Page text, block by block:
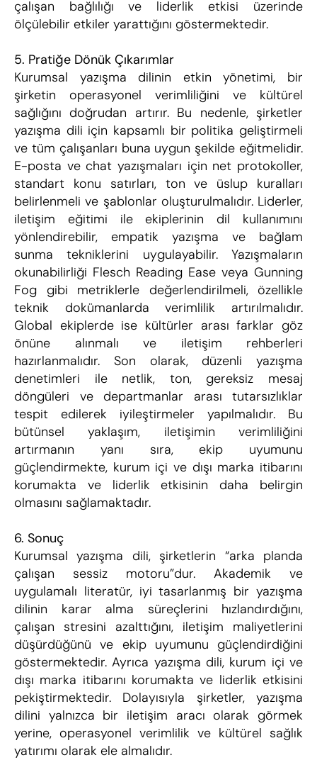
çalışan bağlılığı ve liderlik etkisi üzerinde
ölçülebilir etkiler yarattığını göstermektedir.
5. Pratiğe Dönük Çıkarımlar
Kurumsal yazışma dilinin etkin yönetimi, bir
şirketin operasyonel verimliliğini ve kültürel
sağlığını doğrudan artırır. Bu nedenle, şirketler
yazışma dili için kapsamlı bir politika geliştirmeli
ve tüm çalışanları buna uygun şekilde eğitmelidir.
E-posta ve chat yazışmaları için net protokoller,
standart konu satırları, ton ve üslup kuralları
belirlenmeli ve şablonlar oluşturulmalıdır. Liderler,
iletişim eğitimi ile ekiplerinin dil kullanımını
yönlendirebilir, empatik yazışma ve bağlam
sunma tekniklerini uygulayabilir. Yazışmaların
okunabilirliği Flesch Reading Ease veya Gunning
Fog gibi metriklerle değerlendirilmeli, özellikle
teknik dokümanlarda verimlilik artırılmalıdır.
Global ekiplerde ise kültürler arası farklar göz
önüne alınmalı ve iletişim rehberleri
hazırlanmalıdır. Son olarak, düzenli yazışma
denetimleri ile netlik, ton, gereksiz mesaj
döngüleri ve departmanlar arası tutarsızlıklar
tespit edilerek iyileştirmeler yapılmalıdır. Bu
bütünsel yaklaşım, iletişimin verimliliğini
artırmanın yanı sıra, ekip uyumunu
güçlendirmekte, kurum içi ve dışı marka itibarını
korumakta ve liderlik etkisinin daha belirgin
olmasını sağlamaktadır.
6. Sonuç
Kurumsal yazışma dili, şirketlerin “arka planda
çalışan sessiz motoru”dur. Akademik ve
uygulamalı literatür, iyi tasarlanmış bir yazışma
dilinin karar alma süreçlerini hızlandırdığını,
çalışan stresini azalttığını, iletişim maliyetlerini
düşürdüğünü ve ekip uyumunu güçlendirdiğini
göstermektedir. Ayrıca yazışma dili, kurum içi ve
dışı marka itibarını korumakta ve liderlik etkisini
pekiştirmektedir. Dolayısıyla şirketler, yazışma
dilini yalnızca bir iletişim aracı olarak görmek
yerine, operasyonel verimlilik ve kültürel sağlık
yatırımı olarak ele almalıdır.